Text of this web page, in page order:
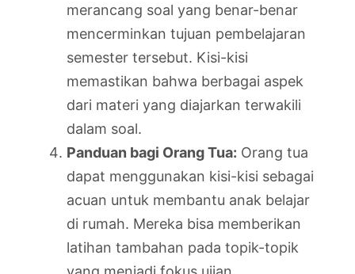
merancang soal yang benar-benar
mencerminkan tujuan pembelajaran
semester tersebut. Kisi-kisi
memastikan bahwa berbagai aspek
dari materi yang diajarkan terwakili
dalam soal.
Panduan bagi Orang Tua: Orang tua
dapat menggunakan kisi-kisi sebagai
acuan untuk membantu anak belajar
di rumah. Mereka bisa memberikan
latihan tambahan pada topik-topik